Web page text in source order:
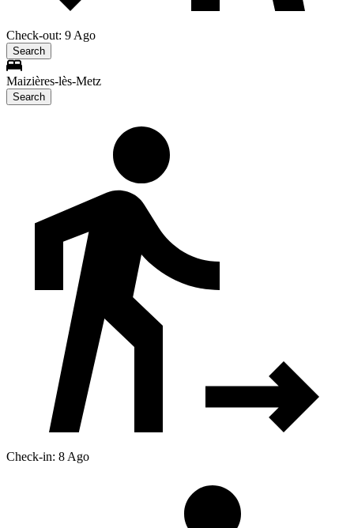
Check-out: 9 Ago
Search
Maizières-lès-Metz
Search
Check-in: 8 Ago